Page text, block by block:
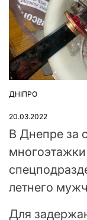
ОПУБЛІКУВАТИ
ДНІПРО
20.03.2022
В Днепре за
летнего
Для